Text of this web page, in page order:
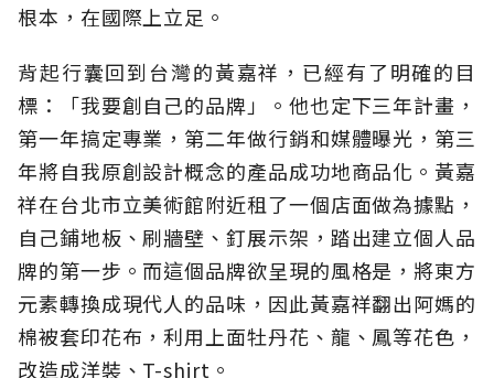
根本，在國際上立足。
背起行囊回到台灣的黃嘉祥，已經有了明確的目
標：「我要創自己的品牌」。他也定下三年計畫，
第一年搞定專業，第二年做行銷和媒體曝光，第三
年將自我原創設計概念的產品成功地商品化。黃嘉
祥在台北市立美術館附近租了一個店面做為據點，
自己鋪地板、刷牆壁、釘展示架，踏出建立個人品
牌的第一步。而這個品牌欲呈現的風格是，將東方
元素轉換成現代人的品味，因此黃嘉祥翻出阿媽的
棉被套印花布，利用上面牡丹花、龍、鳳等花色，
改造成洋裝、T-shirt。